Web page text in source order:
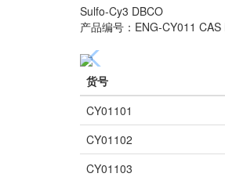
Sulfo-Cy3 DBCO
产品编号：ENG-CY011 CAS
货号
CY01101
CY01102
CY01103